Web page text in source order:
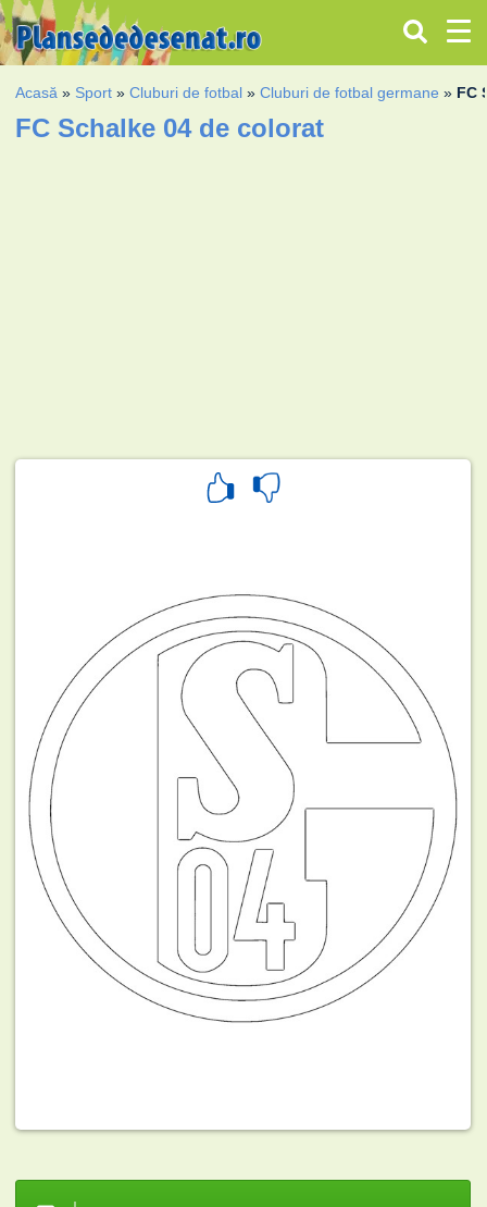
Acasă » Sport »Cluburi de fotbal »Cluburi de fotbal germane » FC
FC Schalke 04 de colorat